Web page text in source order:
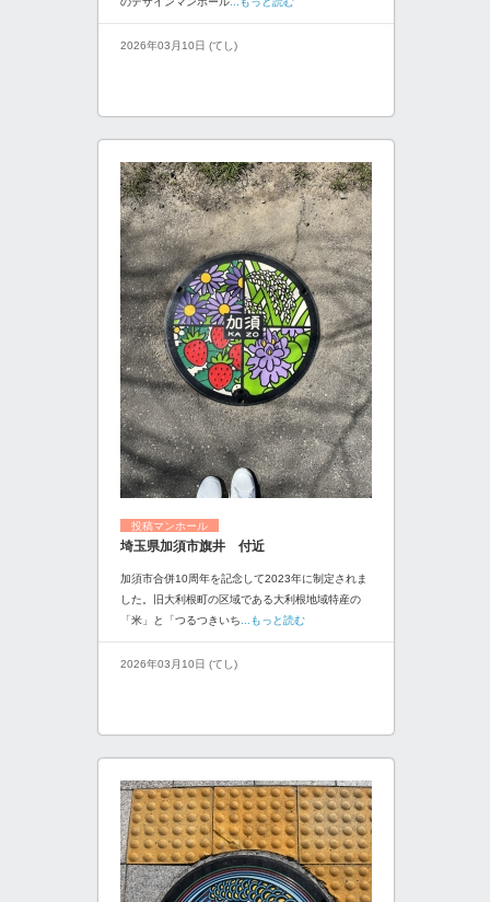
2026年03月10日 (てし)
投稿マンホール
埼玉県加須市旗井 付近
加須市合併10周年を記念して2023年に制定されま
した。旧大利根町の区域である大利根地域特産の
「米」と「つるつきいち ...もっと読む
2026年03月10日 (てし)